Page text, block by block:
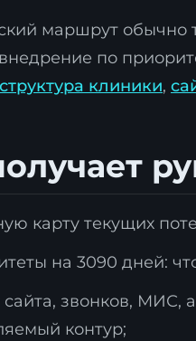
маршрут обычно
по
клиники,
карту текущих
на 3090 дней:
сайта, звонков,
контур;